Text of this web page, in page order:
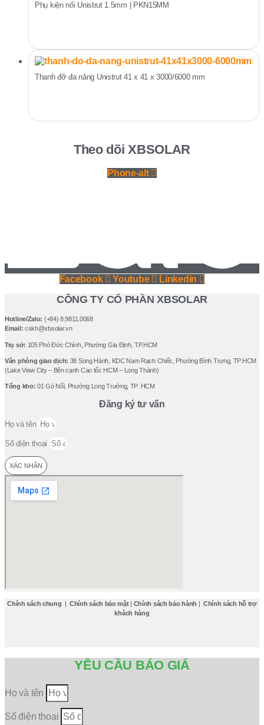
Phụ kiện nối Unistrut 1.5mm | PKN15MM
Thanh đỡ đa năng Unistrut 41 x 41 x 3000/6000 mm
Theo dõi XBSOLAR
Phone-alt
Facebook Youtube Linkedin
CÔNG TY CỔ PHẦN XBSOLAR
Hotline/Zalo: (+84) 8.9811.0068
Email: cskh@xbsolar.vn
Trụ sở: 105 Phó Ðức Chính, Phường Gia Ðịnh, TP.HCM
Văn phòng giao dịch: 38 Song Hành, KDC Nam Rạch Chiếc, Phường Bình Trưng, TP.HCM
(Lake View City – Bên cạnh Cao tốc HCM – Long Thành)
Tổng kho: 01 Gò Nổi, Phường Long Trường, TP. HCM
Đăng ký tư vấn
Họ và tên
Số điện thoại
XÁC NHẬN
Chính sách chung | Chính sách bảo mật| Chính sách bảo hành | Chính sách hỗ trợ
khách hàng
YÊU CẦU BÁO GIÁ
Họ và tên
Số điện thoại